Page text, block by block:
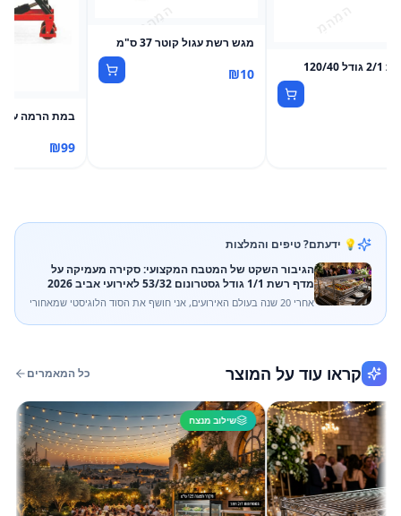
40
מגש רשת עגול קוטר 37 ס"מ
₪10
במת הרמה עד 150 ק"ג
₪99
💡 ידעתם? טיפים והמלצות
הגיבור השקט של המטבח המקצועי: סקירה מעמיקה על
מדף רשת 1/1 גודל גסטרונום 53/32 לאירועי אביב 2026
אחרי 20 שנה בעולם האירועים, אני חושף את הסוד הלוגיסטי שמאחורי
קראו עוד על המוצר כל המאמרים
שילוב מנצח